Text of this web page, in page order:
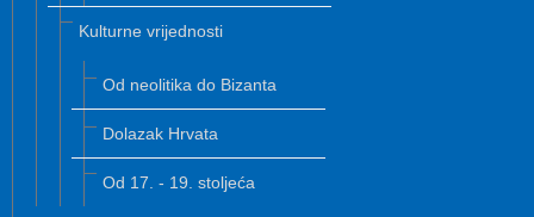
Kulturne vrijednosti
Od neolitika do Bizanta
Dolazak Hrvata
Od 17. - 19. stoljeća